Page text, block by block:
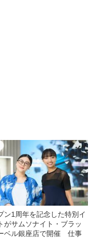
ン1周年を記念した特別イ
がサムソナイト・ブラッ
ベル銀座店で開催 仕事